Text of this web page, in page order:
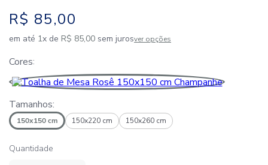
R$ 85,00
em até 1x de R$ 85,00 sem jurosver opções
Cores
Tamanhos:
150x150 cm 150x220 cm 150x260 cm
Quantidade